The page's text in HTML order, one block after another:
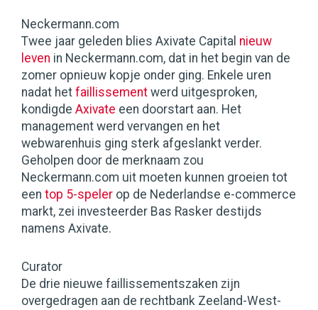
Neckermann.com
Twee jaar geleden blies Axivate Capital nieuw
leven in Neckermann.com, dat in het begin van de
zomer opnieuw kopje onder ging. Enkele uren
nadat het faillissement werd uitgesproken,
kondigde Axivate een doorstart aan. Het
management werd vervangen en het
webwarenhuis ging sterk afgeslankt verder.
Geholpen door de merknaam zou
Neckermann.com uit moeten kunnen groeien tot
een top 5-speler op de Nederlandse e-commerce
markt, zei investeerder Bas Rasker destijds
namens Axivate.
Curator
De drie nieuwe faillissementszaken zijn
overgedragen aan de rechtbank Zeeland-West-